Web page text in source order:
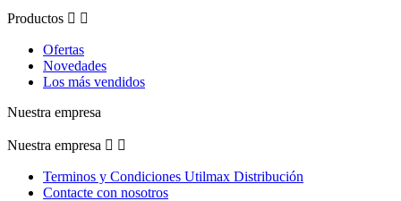
Productos  
Ofertas
Novedades
Los más vendidos
Nuestra empresa
Nuestra empresa  
Terminos y Condiciones Utilmax Distribución
Contacte con nosotros